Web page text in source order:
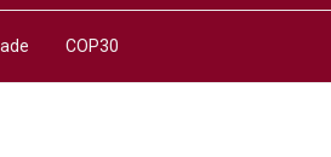
COP30